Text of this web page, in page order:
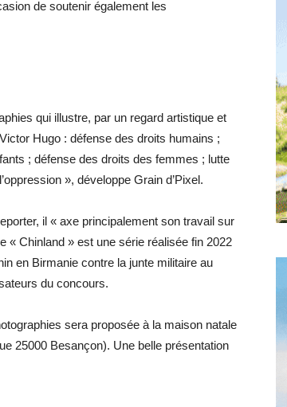
de soutenir également les
qui illustre, par un regard artistique et
Hugo : défense des droits humains ;
; défense des droits des femmes ; lutte
», développe Grain d’Pixel.
il « axe principalement son travail sur
« Chinland » est une série réalisée fin 2022
en Birmanie contre la junte militaire au
du concours.
sera proposée à la maison natale
25000 Besançon). Une belle présentation